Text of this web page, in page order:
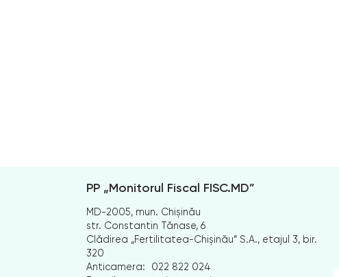
PP „Monitorul Fiscal FISC.MD”
MD-2005, mun. Chișinău
str. Constantin Tănase, 6
Clădirea „Fertilitatea-Chișinău” S.A., etajul 3, bir.
320
Anticamera:
022 822 024